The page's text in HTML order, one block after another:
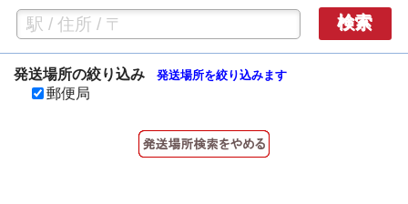
検索
発送場所の絞り込み 発送場所を絞り込みます
郵便局